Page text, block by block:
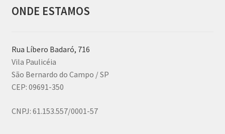
ONDE ESTAMOS
Rua Líbero Badaró, 716
Vila Paulicéia
São Bernardo do Campo / SP
CEP: 09691-350
CNPJ: 61.153.557/0001-57